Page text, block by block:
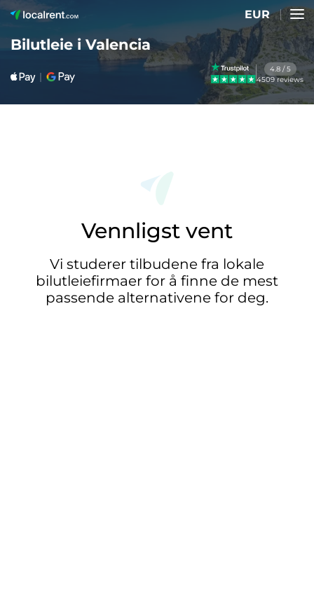
EUR
Bilutleie i Valencia
4.8 / 5
4509 reviews
Vennligst vent
Vi studerer tilbudene fra lokale
bilutleiefirmaer for å finne de mest
passende alternativene for deg.